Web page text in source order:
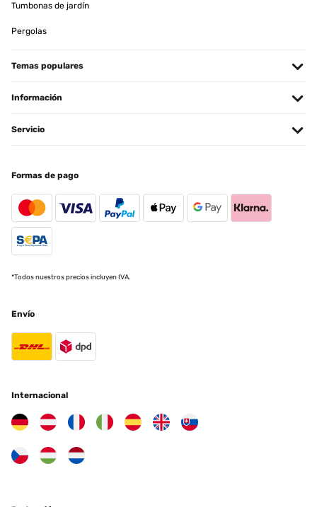
Tumbonas de jardín
Pergolas
Temas populares
Información
Servicio
Formas de pago
*Todos nuestros precios incluyen IVA.
Envío
Internacional